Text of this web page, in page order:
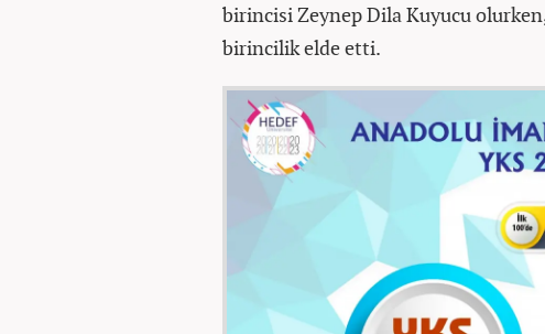
birincisi Zeynep Dila Kuyucu
birincilik elde etti.